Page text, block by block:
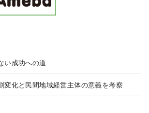
い成功への道
変化と民間地域経営主体の意義を考察